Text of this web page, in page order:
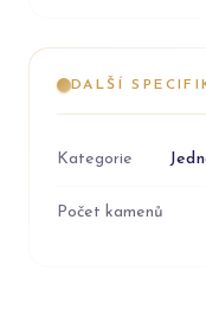
DALŠÍ
Kategorie
Počet kamenů